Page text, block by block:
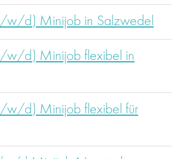
w/d) Minijob in Salzwedel
w/d) Minijob flexibel in
w/d) Minijob flexibel für